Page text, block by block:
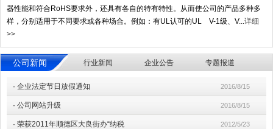
器性能和符合RoHS要求外，还具有各自的特有特性。从而使公司的产品多种多
样，分别适用于不同要求或各种场合。例如：有UL认可的UL V-1级、V... 详细
>>
公司新闻 行业新闻 企业公告 专题报道
· 企业法定节日放假通知 2016/8/15
· 公司网站升级 2016/8/15
· 荣获2011年顺德区大良街办“纳税 2012/5/23